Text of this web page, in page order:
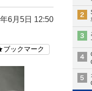
6月5日 12:50
ブックマーク